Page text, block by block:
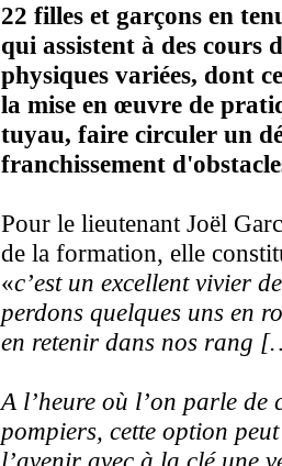
22 filles et garçons en
qui assistent à des cours
physiques variées, dont
la mise en œuvre de
tuyau, faire circuler un
franchissement
Pour le lieutenant Joël
de la formation, elle
«c’est un excellent vivier
perdons quelques uns en
en retenir dans nos rang
A l’heure où l’on parle de
pompiers, cette option